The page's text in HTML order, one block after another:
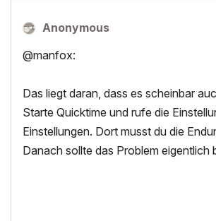
Anonymous
@manfox:
Das liegt daran, dass es scheinbar
Starte Quicktime und rufe die
Einstellungen. Dort musst du die
Danach sollte das Problem eigentlich